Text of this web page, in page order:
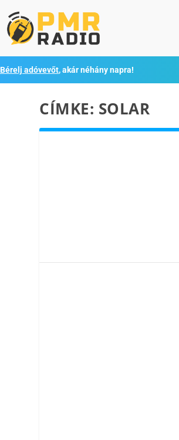
Bérelj adóvevőt, akár néhány napra!
CÍMKE: SOLAR